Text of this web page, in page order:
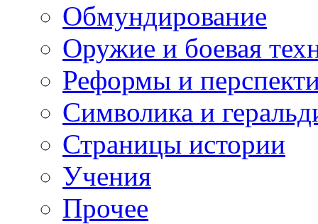
Обмундирование
Оружие и боевая
Реформы и
Символика и
Страницы истории
Учения
Прочее